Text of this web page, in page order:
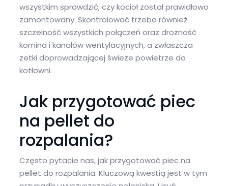
wszystkim sprawdzić, czy kocioł został prawidłowo
zamontowany. Skontrolować trzeba również
szczelność wszystkich połączeń oraz drożność
komina i kanałów wentylacyjnych, a zwłaszcza
zetki doprowadzającej świeże powietrze do
kotłowni.
Jak przygotować piec
na pellet do
rozpalania?
Często pytacie nas, jak przygotować piec na
pellet do rozpalania. Kluczową kwestią jest w tym